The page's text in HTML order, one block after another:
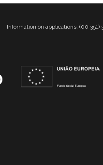
Information on applications: (00